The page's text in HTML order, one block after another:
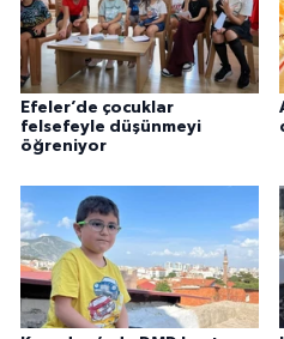
Efeler’de çocuklar
felsefeyle düşünmeyi
öğreniyor